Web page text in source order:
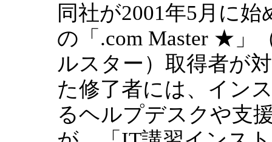
同社が2001年5月に
の「.com Master ★」
ルスター）取得者が
た修了者には、イン
るヘルプデスクや支